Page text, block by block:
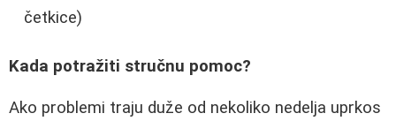
četkice)
Kada potražiti stručnu pomoc?
Ako problemi traju duže od nekoliko nedelja uprkos